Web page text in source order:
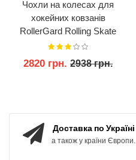
Чохли на колесах для
хокейних ковзанів
RollerGard Rolling Skate
Guards
2820 грн. 2938 грн.
Доставка по Україні
а також у країни Європи.